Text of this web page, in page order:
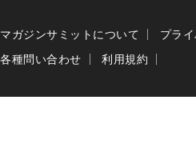
マガジンサミットについて プラ
各種問い合わせ
利用規約